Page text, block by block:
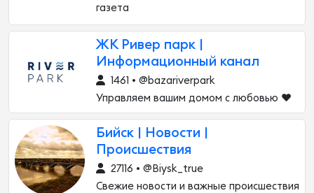
газета
ЖК Ривер парк |
Информационный канал
1461 • @bazariverpark
Управляем вашим домом с любовью ♥️
Бийск | Новости |
Происшествия
27116 • @Biysk_true
Свежие новости и важные происшествия